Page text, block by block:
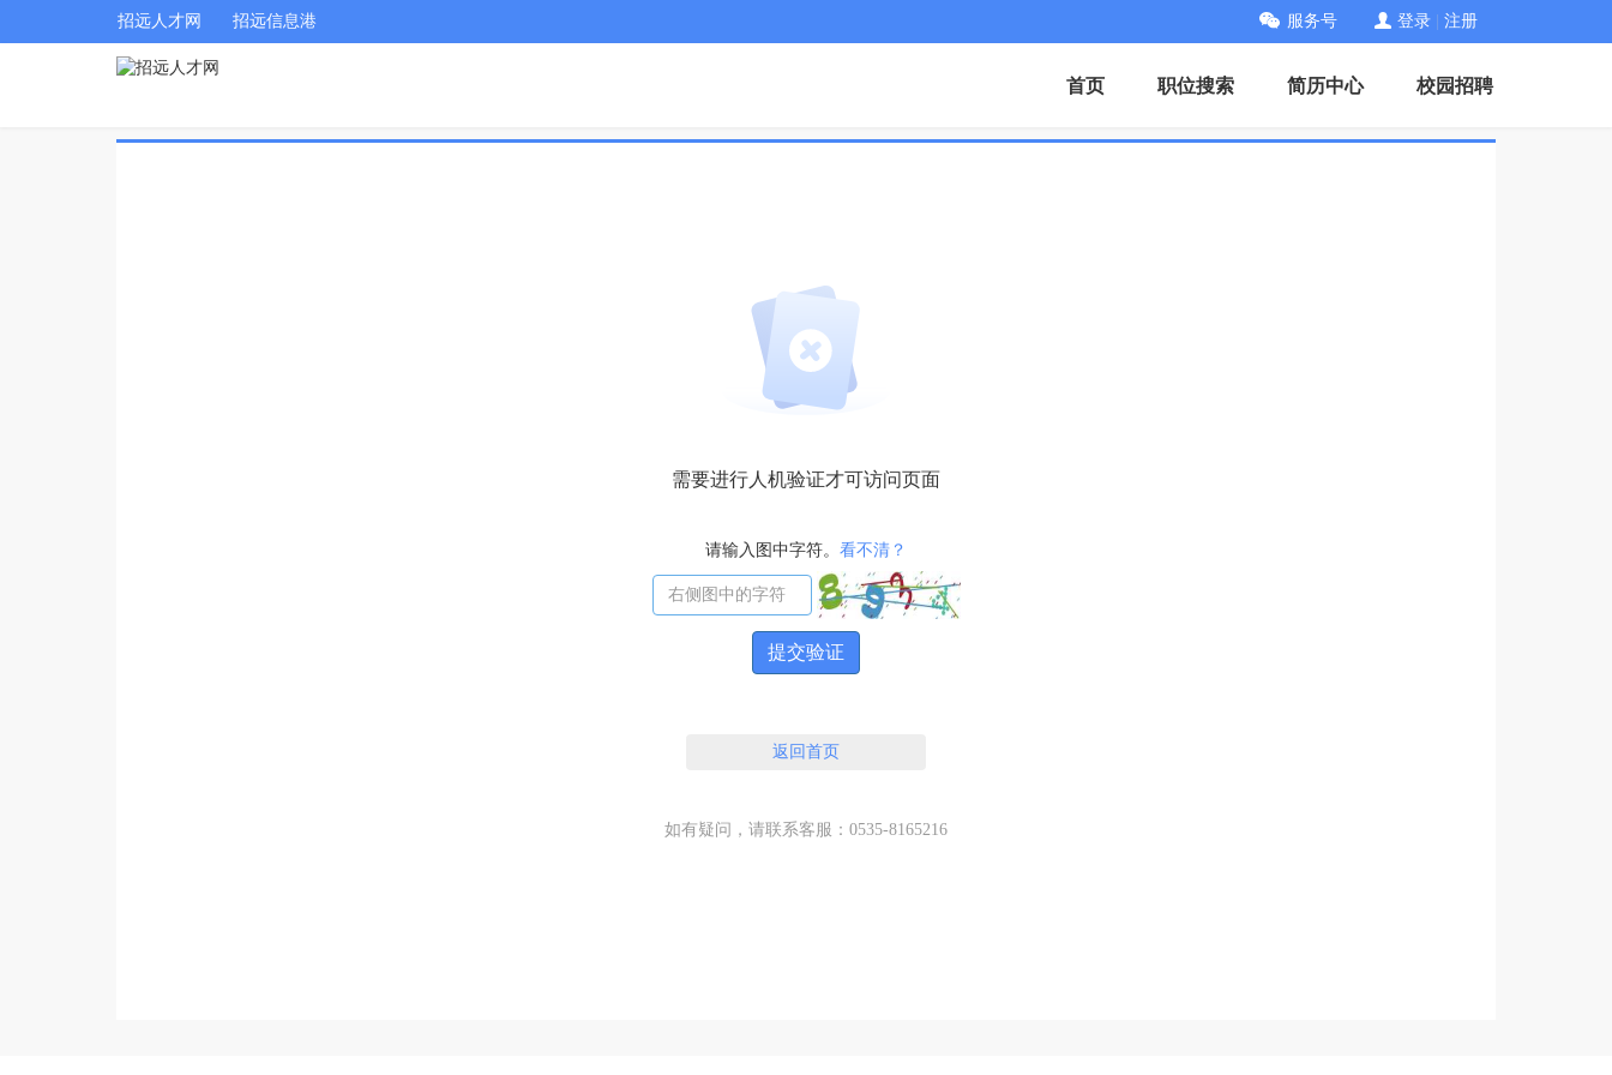
招远人才网 招远信息港 服务号 登录 注册
首页 职位搜索 简历中心 校园招聘
需要进行人机验证才可访问页面
请输入图中字符。 看不清？
提交验证
返回首页
如有疑问，请联系客服：0535-8165216